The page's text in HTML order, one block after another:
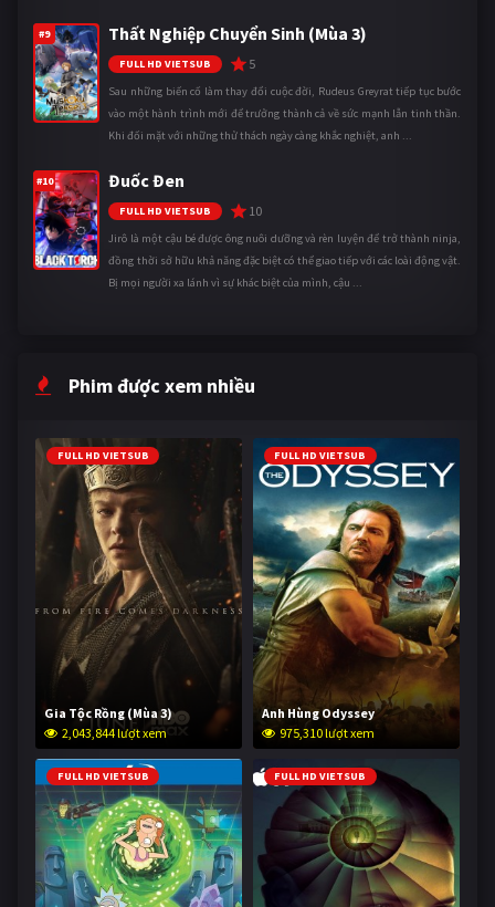
#9 Thất Nghiệp Chuyển Sinh (Mùa 3)
FULL HD VIETSUB 5
Sau những biến cố làm thay đổi cuộc đời, Rudeus Greyrat tiếp tục bước
vào một hành trình mới để trưởng thành cả về sức mạnh lẫn tinh thần.
Khi đối mặt với những thử thách ngày càng khắc nghiệt, anh ...
#10 Đuốc Đen
FULL HD VIETSUB 10
Jirô là một cậu bé được ông nuôi dưỡng và rèn luyện để trở thành ninja,
đồng thời sở hữu khả năng đặc biệt có thể giao tiếp với các loài động vật.
Bị mọi người xa lánh vì sự khác biệt của mình, cậu ...
Phim được xem nhiều
FULL HD VIETSUB
Gia Tộc Rồng (Mùa 3)
2,043,844 lượt xem
FULL HD VIETSUB
Anh Hùng Odyssey
975,310 lượt xem
FULL HD VIETSUB FULL HD VIETSUB